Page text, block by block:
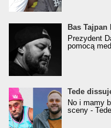
Bas Tajpan
Prezydent
pomocą
Tede
No i mamy
sceny -